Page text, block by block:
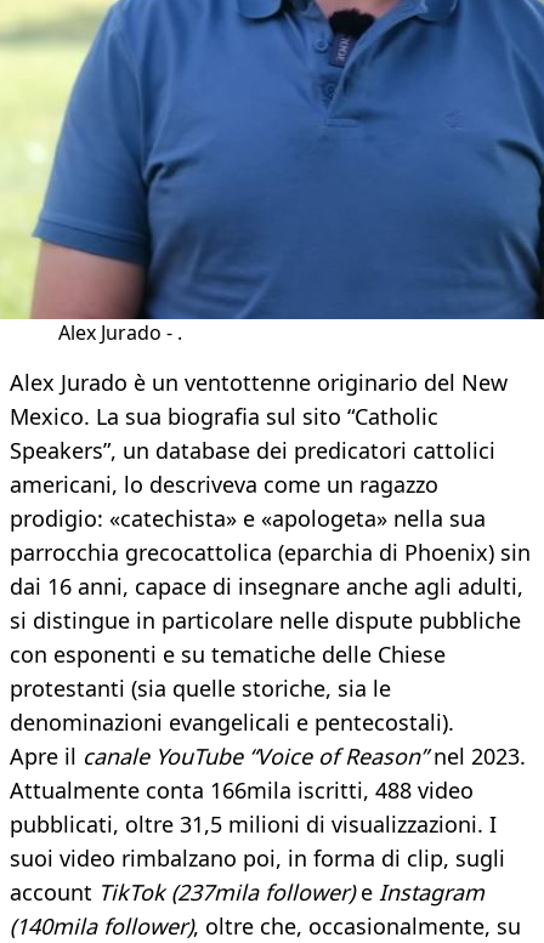
Alex Jurado - .
Alex Jurado è un ventottenne originario del New
Mexico. La sua biografia sul sito “Catholic
Speakers”, un database dei predicatori cattolici
americani, lo descriveva come un ragazzo
prodigio: «catechista» e «apologeta» nella sua
parrocchia grecocattolica (eparchia di Phoenix) sin
dai 16 anni, capace di insegnare anche agli adulti,
si distingue in particolare nelle dispute pubbliche
con esponenti e su tematiche delle Chiese
protestanti (sia quelle storiche, sia le
denominazioni evangelicali e pentecostali).
Apre il canale YouTube “Voice of Reason”nel 2023.
Attualmente conta 166mila iscritti, 488 video
pubblicati, oltre 31,5 milioni di visualizzazioni. I
suoi video rimbalzano poi, in forma di clip, sugli
account TikTok (237mila follower)e Instagram
(140mila follower), oltre che, occasionalmente, su